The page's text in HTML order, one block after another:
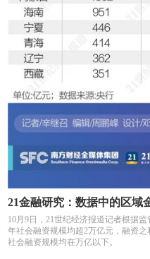
21金融研究：数据中的区域
10月9日，21世纪经济报道记者根据
年社会融资规模均超2万亿元，融资
社会融资规模均在万亿以下。